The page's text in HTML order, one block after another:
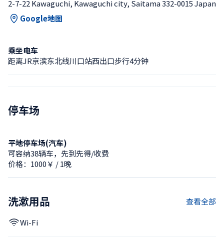
2-7-22 Kawaguchi, Kawaguchi city, Saitama 332-0015 Japan
Google地图
乘坐电车
距离JR京滨东北线川口站西出口步行4分钟
停车场
平地停车场(汽车)
可容纳38辆车，先到先得/收费
价格：1000￥ / 1晚
洗漱用品 查看全部
Wi-Fi